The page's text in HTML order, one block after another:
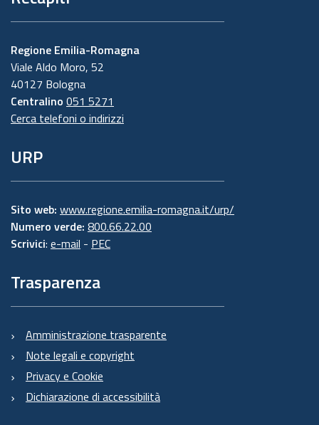
Regione Emilia-Romagna
Viale Aldo Moro, 52
40127 Bologna
Centralino 051 5271
Cerca telefoni o indirizzi
URP
Sito web: www.regione.emilia-romagna.it/urp/
Numero verde: 800.66.22.00
Scrivici: e-mail - PEC
Trasparenza
Amministrazione trasparente
Note legali e copyright
Privacy e Cookie
Dichiarazione di accessibilità